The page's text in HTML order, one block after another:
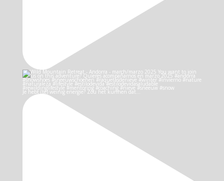
Je hebt (te) weinig energie? Zou het kunnen dat…